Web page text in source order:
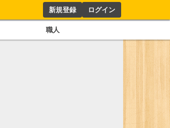
新規登録 ログイン
職人